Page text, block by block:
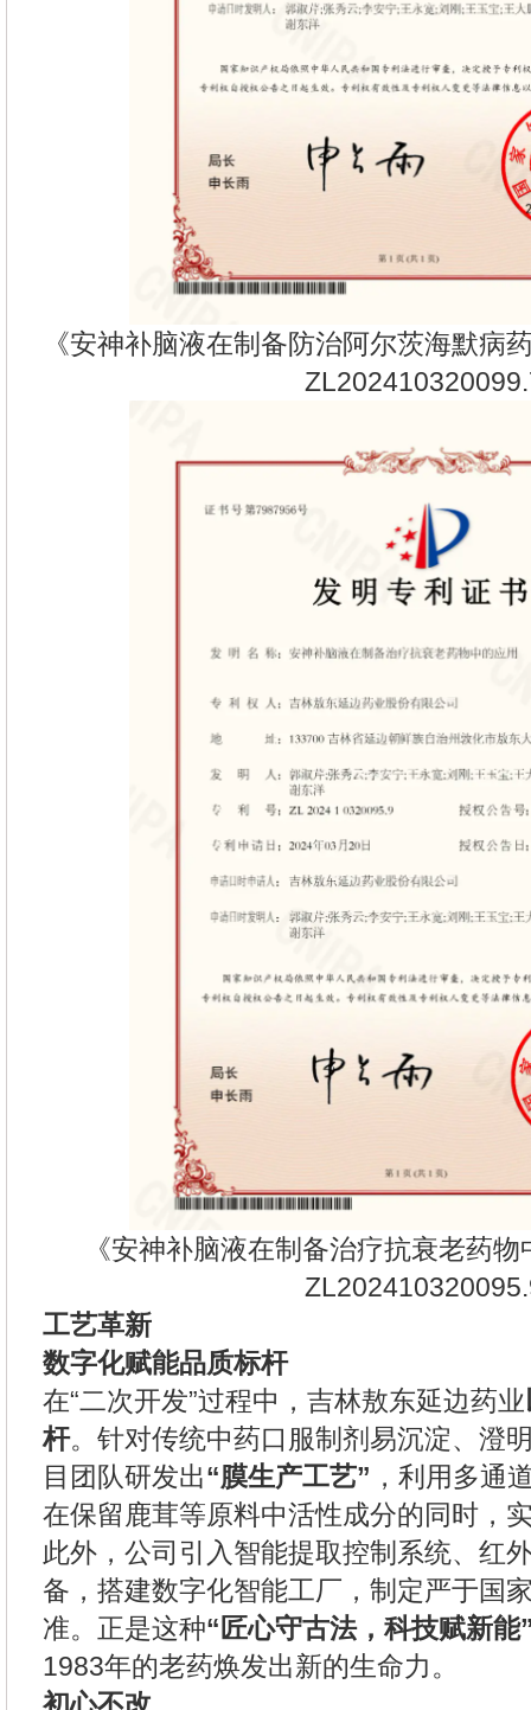
《安神补脑液在制备防治阿尔茨海默病
《安神补脑液在制备治疗抗衰老药
工艺革新
数字化赋能品质标杆
在“二次开发”过程中，吉林敖东延边药业
杆。针对传统中药口服制剂易沉淀、澄
目团队研发出“膜生产工艺” ，利用多通
在保留鹿茸等原料中活性成分的同时，
此外，公司引入智能提取控制系统、红
备，搭建数字化智能工厂，制定严于国
准。正是这种“匠心守古法，科技赋新能
1983年的老药焕发出新的生命力。
初心不改